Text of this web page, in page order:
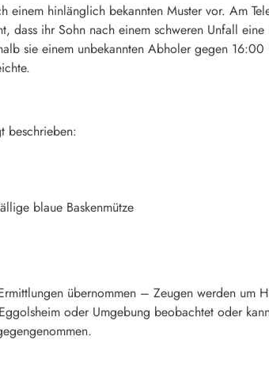
hinlänglich bekannten Muster vor. Am
dass ihr Sohn nach einem schweren Unfall
sie einem unbekannten Abholer gegen
beschrieben:
blaue Baskenmütze
übernommen – Zeugen werden um
oder Umgebung beobachtet oder